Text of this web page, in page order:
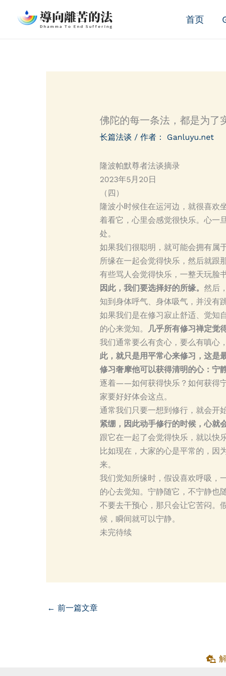
首页
佛陀的每一条法，都是为了
长篇法谈 / 作者： Ganluyu.net
隆波帕默尊者法谈摘录
2023年5月20日
（四）
隆波小时候住在运河边，就很喜欢
着看它，心里会感觉很快乐。心一
处。
如果我们很聪明，就可能会拥有属
所缘在一起会觉得快乐，然后就跟
有些骂人会觉得快乐，一整天玩脸
因此，我们要选择好的所缘。 然后
知到身体呼气、身体吸气，并没有
如果我们是在修习寂止舒适、觉
的心来觉知。
几乎所有修习禅定觉
我们通常要么有贪心，要么有嗔心
此，就只是用平常心来修习，这是最
修习奢摩他可以获得清明的心：宁
逐着——如何获得快乐？如何获得
家要好好体会这点。
通常我们只要一想到修行，就会开
紧绷，因此动手修行的时候，心就
跟它在一起了会觉得快乐，就以快
比如现在，大家的心是平常的，因
来。
我们觉知所缘时，假设喜欢呼吸，
的心去觉知。宁静随它，不宁静也随
不要去干预心，那只会让它苦闷。
候，瞬间就可以宁静。
未完待续
← 前一篇文章